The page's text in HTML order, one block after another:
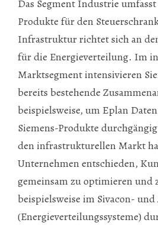
Das Segment Industrie
Produkte für den
Infrastruktur richtet sich an
für die Energieverteilung. Im
Marktsegment intensivieren
bereits bestehende
beispielsweise, um Eplan
Siemens-Produkte
den infrastrukturellen Markt
Unternehmen entschieden,
gemeinsam zu optimieren und
beispielsweise im Sivacon-
(Energieverteilungssysteme)